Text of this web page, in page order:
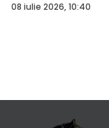
08 iulie 2026, 10:40